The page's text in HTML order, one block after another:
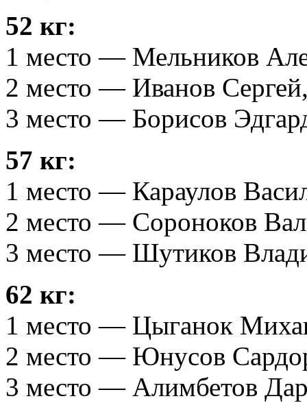
52 кг:
1 место — Мельников
2 место — Иванов
3 место — Борисов
57 кг:
1 место — Караулов
2 место — Сороноков
3 место — Шутиков
62 кг:
1 место — Цыганок
2 место — Юнусов
3 место — Алимбетов